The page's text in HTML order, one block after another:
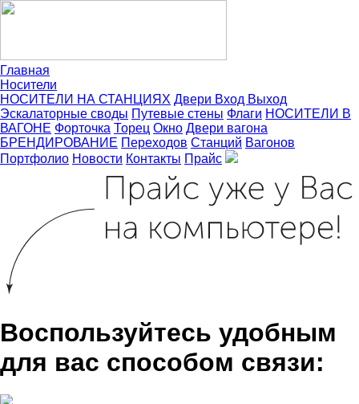
Главная
Носители
НОСИТЕЛИ НА СТАНЦИЯХ Двери Вход Выход
Эскалаторные своды Путевые стены Флаги НОСИТЕЛИ В
ВАГОНЕ Форточка Торец Окно Двери вагона
БРЕНДИРОВАНИЕ Переходов Станций Вагонов
Портфолио Новости Контакты Прайс
Воспользуйтесь удобным
для вас способом связи: